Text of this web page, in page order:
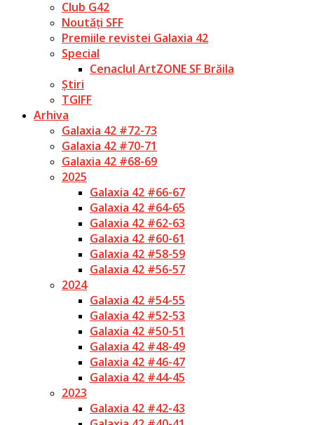
Club G42
Noutăți SFF
Premiile revistei Galaxia 42
Special
Cenaclul ArtZONE SF Brăila
Știri
TGIFF
Arhiva
Galaxia 42 #72-73
Galaxia 42 #70-71
Galaxia 42 #68-69
2025
Galaxia 42 #66-67
Galaxia 42 #64-65
Galaxia 42 #62-63
Galaxia 42 #60-61
Galaxia 42 #58-59
Galaxia 42 #56-57
2024
Galaxia 42 #54-55
Galaxia 42 #52-53
Galaxia 42 #50-51
Galaxia 42 #48-49
Galaxia 42 #46-47
Galaxia 42 #44-45
2023
Galaxia 42 #42-43